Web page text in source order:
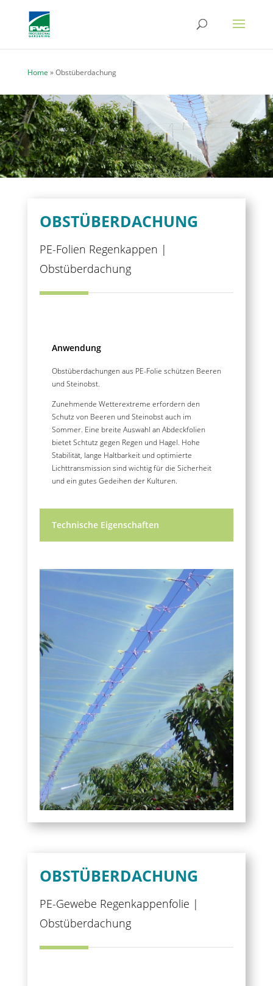
Home »Obstüberdachung
OBSTÜBERDACHUNG
PE-Folien Regenkappen |
Obstüberdachung
Anwendung
Obstüberdachungen aus PE-Folie schützen Beeren
und Steinobst.
Zunehmende Wetterextreme erfordern den
Schutz von Beeren und Steinobst auch im
Sommer. Eine breite Auswahl an Abdeckfolien
bietet Schtutz gegen Regen und Hagel. Hohe
Stabilität, lange Haltbarkeit und optimierte
Lichttransmission sind wichtig für die Sicherheit
und ein gutes Gedeihen der Kulturen.
Technische Eigenschaften
OBSTÜBERDACHUNG
PE-Gewebe Regenkappenfolie |
Obstüberdachung